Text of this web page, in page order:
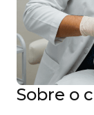
Sobre o